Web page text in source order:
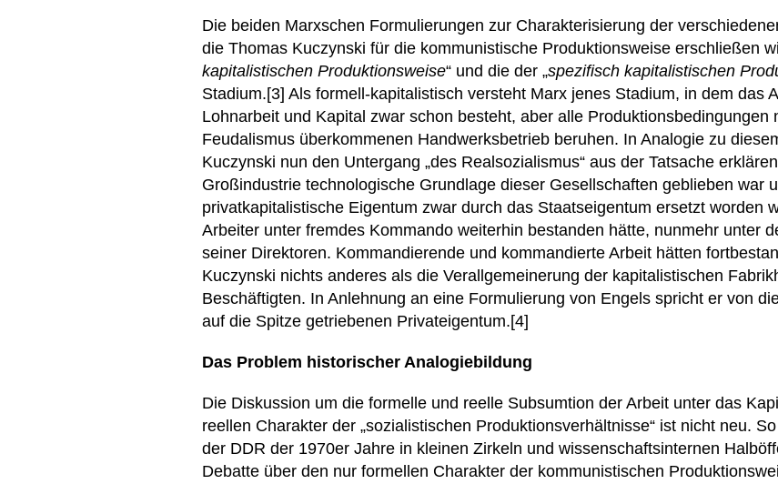
Die beiden Marxschen Formulierungen zur Charakterisierung der
die Thomas Kuczynski für die kommunistische Produktionsweise erschließen
kapitalistischen Produktionsweise“ und die der „spezifisch kapitalistischen
Stadium.[3] Als formell-kapitalistisch versteht Marx jenes Stadium, in dem das
Lohnarbeit und Kapital zwar schon besteht, aber alle Produktionsbedingungen
Feudalismus überkommenen Handwerksbetrieb beruhen. In Analogie zu
Kuczynski nun den Untergang „des Realsozialismus“ aus der Tatsache
Großindustrie technologische Grundlage dieser Gesellschaften geblieben war
privatkapitalistische Eigentum zwar durch das Staatseigentum ersetzt worden
Arbeiter unter fremdes Kommando weiterhin bestanden hätte, nunmehr unter
seiner Direktoren. Kommandierende und kommandierte Arbeit hätten
Kuczynski nichts anderes als die Verallgemeinerung der kapitalistischen
Beschäftigten. In Anlehnung an eine Formulierung von Engels spricht er von
auf die Spitze getriebenen Privateigentum.[4]
Das Problem historischer Analogiebildung
Die Diskussion um die formelle und reelle Subsumtion der Arbeit unter das
reellen Charakter der „sozialistischen Produktionsverhältnisse“ ist nicht neu.
der DDR der 1970er Jahre in kleinen Zirkeln und wissenschaftsinternen
Debatte über den nur formellen Charakter der kommunistischen